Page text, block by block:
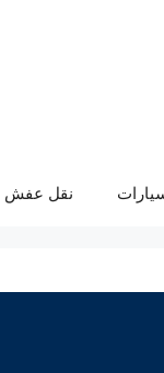
نقل عفش